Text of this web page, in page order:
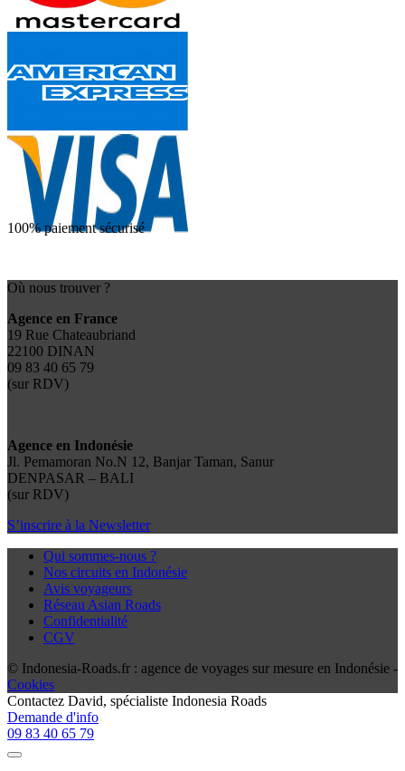
100% paiement sécurisé
Où nous trouver ?
Agence en France
19 Rue Chateaubriand
22100 DINAN
09 83 40 65 79
(sur RDV)
Agence en Indonésie
Jl. Pemamoran No.N 12, Banjar Taman, Sanur
DENPASAR – BALI
(sur RDV)
S’inscrire à la Newsletter
Qui sommes-nous ?
Nos circuits en Indonésie
Avis voyageurs
Réseau Asian Roads
Confidentialité
CGV
© Indonesia-Roads.fr : agence de voyages sur mesure en Indonésie -
Cookies
Contactez David, spécialiste Indonesia Roads
Demande d'info
09 83 40 65 79